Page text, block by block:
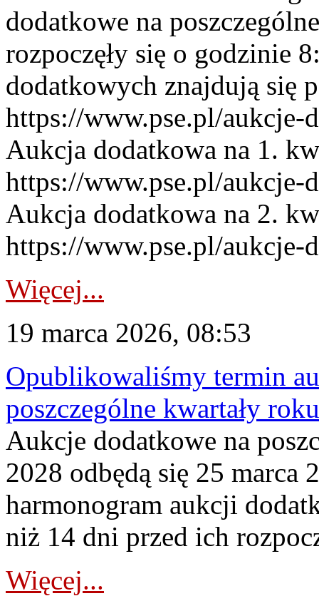
dodatkowe na
rozpoczęły się o godzinie
dodatkowych znajdują się
https://www.pse.pl/
Aukcja dodatkowa na 1.
https://www.pse.pl/
Aukcja dodatkowa na 2.
https://www.pse.pl/aukcje-
Więcej...
19 marca 2026, 08:53
Opublikowaliśmy termin
poszczególne kwartały
Aukcje dodatkowe na
2028 odbędą się 25 marca
harmonogram aukcji
niż 14 dni przed ich
Więcej...